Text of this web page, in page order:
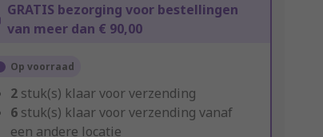
GRATIS bezorging voor bestellingen
van meer dan € 90,00
Op voorraad
2 stuk(s) klaar voor verzending
6 stuk(s) klaar voor verzending vanaf
een andere locatie